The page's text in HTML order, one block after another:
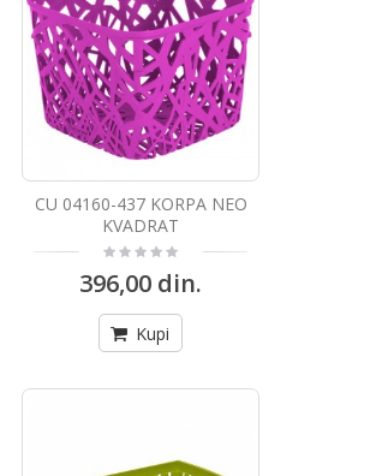
CU 04160-437 KORPA NEO
KVADRAT
396,00 din.
Kupi